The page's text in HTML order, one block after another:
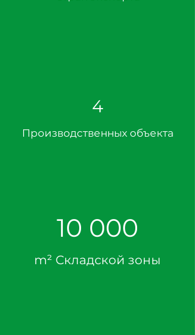
4
Производственных объекта
10 000
m² Складской зоны